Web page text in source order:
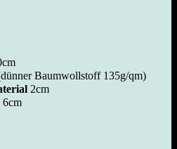
Baumwollstoff 135g/qm)
2cm
6cm